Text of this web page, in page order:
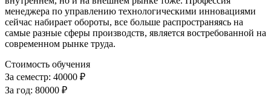
менеджера по управлению технологическими инновациями
сейчас набирает обороты, все больше распространяясь на
самые разные сферы производств, является востребованной на
современном рынке труда.
Стоимость обучения
За семестр: 40000 ₽
За год: 80000 ₽